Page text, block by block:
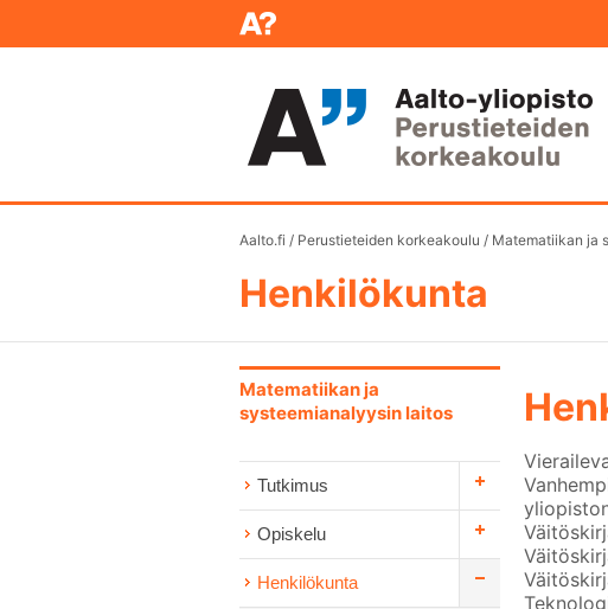
Aalto.fi / Perustieteiden korkeakoulu / Matematiikan ja
Henkilökunta
Matematiikan ja
systeemianalyysin laitos
Tutkimus
Opiskelu
Henkilökunta